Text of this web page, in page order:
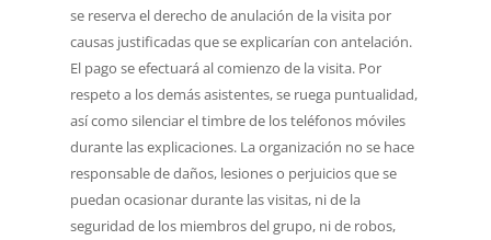
se reserva el derecho de anulación de la visita por
causas justificadas que se explicarían con antelación.
El pago se efectuará al comienzo de la visita. Por
respeto a los demás asistentes, se ruega puntualidad,
así como silenciar el timbre de los teléfonos móviles
durante las explicaciones. La organización no se hace
responsable de daños, lesiones o perjuicios que se
puedan ocasionar durante las visitas, ni de la
seguridad de los miembros del grupo, ni de robos,